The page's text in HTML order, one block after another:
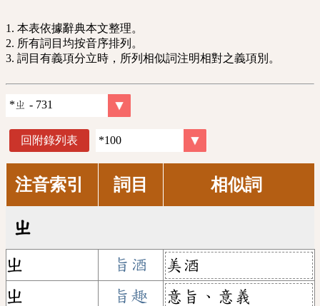
1. 本表依據辭典本文整理。
2. 所有詞目均按音序排列。
3. 詞目有義項分立時，所列相似詞注明相對之義項別。
回附錄列表
注音索引 詞目 相似詞
ㄓ
ㄓ 旨酒
美酒
ㄓ
旨趣
意旨、意義